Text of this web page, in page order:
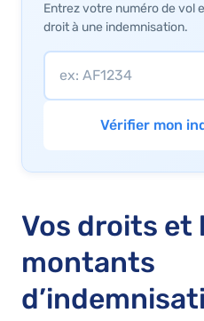
Entrez votre numéro de vol
droit à une indemnisation.
Vérifier mon
Vos droits et
montants